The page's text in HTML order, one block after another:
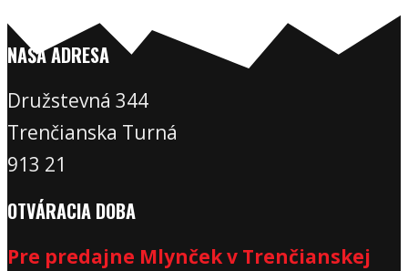
NAŠA ADRESA
Družstevná 344
Trenčianska Turná
913 21
OTVÁRACIA DOBA
Pre predajne Mlynček v Trenčianskej